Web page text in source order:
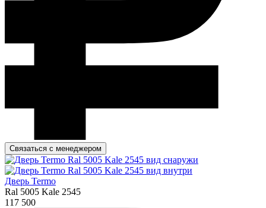
Связаться с менеджером
Дверь Termo
Ral 5005 Kale 2545
117 500